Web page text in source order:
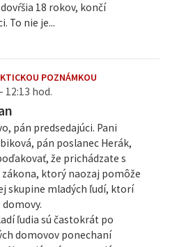
18 rokov, končí
To nie je...
POZNÁMKOU
12:13 hod.
pán predsedajúci. Pani
pán poslanec Herák,
že prichádzate s
ktorý naozaj pomôže
skupine mladých ľudí, ktorí
ľudia sú častokrát po
domovov ponechaní